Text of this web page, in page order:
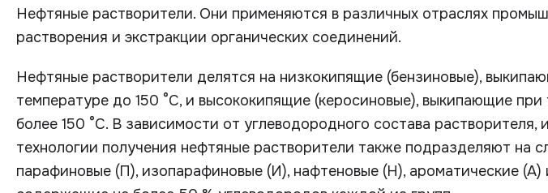
Нефтяные растворители. Они применяются в различных отраслях
растворения и экстракции органических соединений.
Нефтяные растворители делятся на низкокипящие (бензиновые),
температуре до 150 °С, и высококипящие (керосиновые), выкипающие при
более 150 °С. В зависимости от углеводородного состава растворителя,
технологии получения нефтяные растворители также подразделяют на
парафиновые (П), изопарафиновые (И), нафтеновые (Н), ароматические